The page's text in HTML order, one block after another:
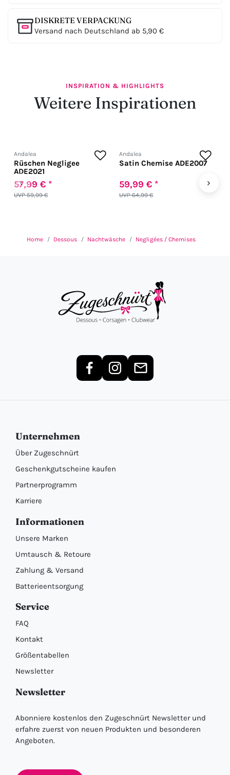
DISKRETE VERPACKUNG
Versand nach Deutschland ab 5,90 €
INSPIRATION & HIGHLIGHTS
Weitere Inspirationen
‹
Andalea
Rüschen Negligee
ADE2021
UVP 59,99 €
57,99 € *
Andalea
Satin Chemise ADE2007
UVP 64,99 €
59,99 € * ›
Home Dessous Nachtwäsche Negligées / Chemises
Unternehmen
Über Zugeschnürt
Geschenkgutscheine kaufen
Partnerprogramm
Karriere
Informationen
Unsere Marken
Umtausch & Retoure
Zahlung & Versand
Batterieentsorgung
Service
FAQ
Kontakt
Größentabellen
Newsletter
Newsletter
Abonniere kostenlos den Zugeschnürt Newsletter und
erfahre zuerst von neuen Produkten und besonderen
Angeboten.